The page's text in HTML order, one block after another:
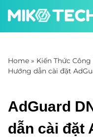
Home » Kiến Thức
Hướng dẫn cài đặt
AdGuard
dẫn cài đặt